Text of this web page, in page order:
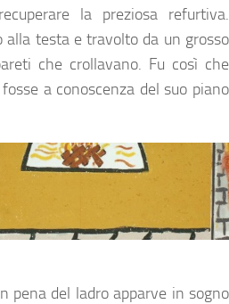
la preziosa refurtiva.
alla testa e travolto da un grosso
che crollavano. Fu così che
a conoscenza del suo piano
pena del ladro apparve in sogno